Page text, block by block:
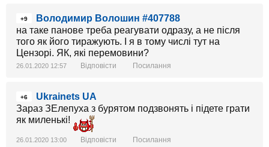
+9
Володимир Волошин #407788
на таке панове треба реагувати одразу, а не після
того як його тиражують. І я в тому числі тут на
Цензорі. ЯК, які перемовини?
26.01.2020 12:57 Відповісти Посилання
+6
Ukrainets UA
Зараз ЗЕлепуха з бурятом подзвонять і підете грати
як миленькі!
26.01.2020 13:00 Відповісти Посилання